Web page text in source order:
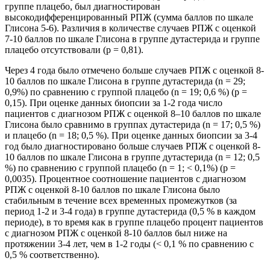
группе плацебо, был диагностирован
высокодифференцированный РПЖ (сумма баллов по шкале
Глисона 5-6). Различия в количестве случаев РПЖ с оценкой
7-10 баллов по шкале Глисона в группе дутастерида и группе
плацебо отсутствовали (р = 0,81).
Через 4 года было отмечено больше случаев РПЖ с оценкой 8-
10 баллов по шкале Глисона в группе дутастерида (n = 29;
0,9%) по сравнению с группой плацебо (n = 19; 0,6 %) (р =
0,15). При оценке данных биопсии за 1-2 года число
пациентов с диагнозом РПЖ с оценкой 8–10 баллов по шкале
Глисона было сравнимо в группах дутастерида (n = 17; 0,5 %)
и плацебо (n = 18; 0,5 %). При оценке данных биопсии за 3-4
год было диагностировано больше случаев РПЖ с оценкой 8-
10 баллов по шкале Глисона в группе дутастерида (n = 12; 0,5
%) по сравнению с группой плацебо (n = 1; < 0,1%) (р =
0,0035). Процентное соотношение пациентов с диагнозом
РПЖ с оценкой 8-10 баллов по шкале Глисона было
стабильным в течение всех временных промежутков (за
период 1-2 и 3-4 года) в группе дутастерида (0,5 % в каждом
периоде), в то время как в группе плацебо процент пациентов
с диагнозом РПЖ с оценкой 8-10 баллов был ниже на
протяжении 3-4 лет, чем в 1-2 годы (< 0,1 % по сравнению с
0,5 % соответственно).